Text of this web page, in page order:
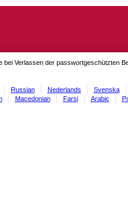
bei Verlassen der passwortgeschützten
Russian Nederlands Svenska
Macedonian Farsi Arabic